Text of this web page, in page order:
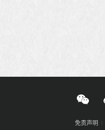
免责声明